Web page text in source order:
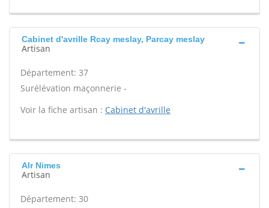
Cabinet d'avrille Rcay meslay, Parcay meslay
Artisan
Département: 37
Surélévation maçonnerie -
Voir la fiche artisan : Cabinet d'avrille
Alr Nimes
Artisan
Département: 30